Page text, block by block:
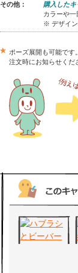
その他： 購入したキ
カラーや一
※ デザイン
ポーズ展開も可能です。
注文時にお知らせくだ